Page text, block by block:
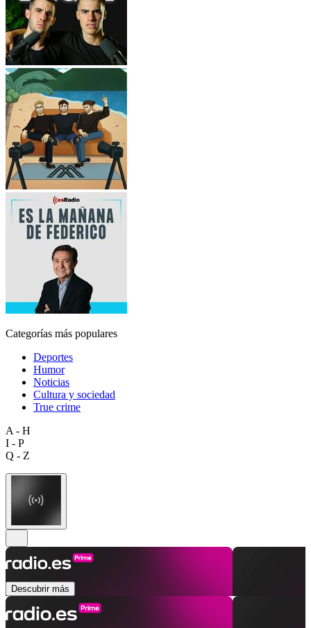
Categorías más populares
Deportes
Humor
Noticias
Cultura y sociedad
True crime
A - H
I - P
Q - Z
Descubrir más